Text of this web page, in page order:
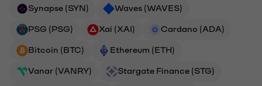
Synapse (SYN) Waves (WAVES)
PSG (PSG) Xai (XAI) Cardano (ADA)
Bitcoin (BTC) Ethereum (ETH)
Vanar (VANRY) Stargate Finance (STG)